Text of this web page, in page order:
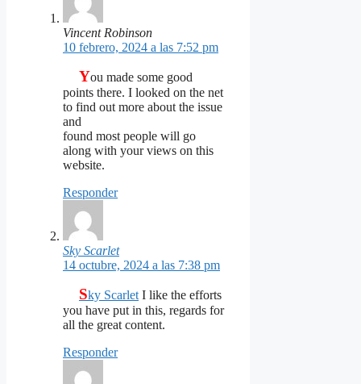
Vincent Robinson
10 febrero, 2024 a las 7:52 pm
You made some good
points there. I looked on the net
to find out more about the issue
and
found most people will go
along with your views on this
website.
Responder
Sky Scarlet
14 octubre, 2024 a las 7:38 pm
Sky ScarletI like the efforts
you have put in this, regards for
all the great content.
Responder